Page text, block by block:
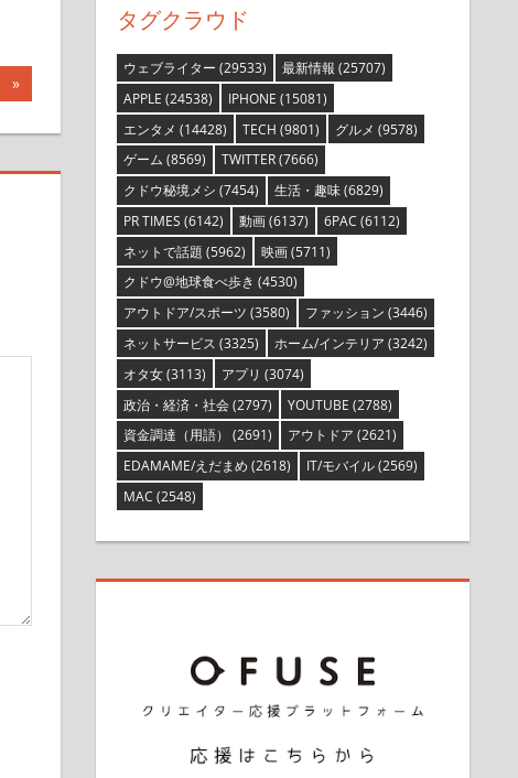
タグクラウド
ウェブライター (29533) 最新情報 (25707)
APPLE (24538) IPHONE (15081)
エンタメ (14428) TECH (9801) グルメ (9578)
ゲーム (8569) TWITTER(7666)
クドウ秘境メシ (7454) 生活・趣味(6829)
PR TIMES (6142) 動画(6137) 6PAC (6112)
ネットで話題 (5962) 映画(5711)
クドウ@地球食べ歩き (4530)
アウトドア/スポーツ (3580) ファッション (3446)
ネットサービス (3325) ホーム/インテリア (3242)
オタ女(3113) アプリ (3074)
政治・経済・社会(2797) YOUTUBE (2788)
資金調達（用語） (2691) アウトドア (2621)
EDAMAME/えだまめ (2618) IT/モバイル(2569)
MAC (2548)